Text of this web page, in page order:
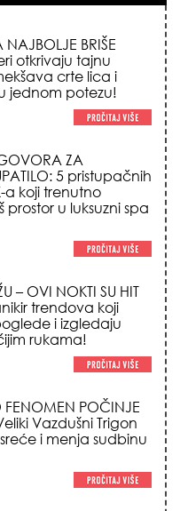
NAJBOLJE BRIŠE
otkrivaju tajnu
crte lica i
jednom potezu!
ZA
5 pristupačnih
a koji trenutno
u luksuzni spa
– OVI NOKTI SU HIT
trendova koji
i izgledaju
rukama!
FENOMEN POČINJE
Vazdušni Trigon
i menja sudbinu